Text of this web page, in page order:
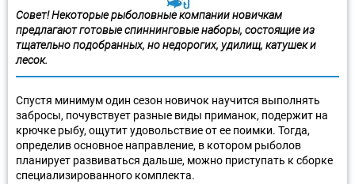
Совет! Некоторые рыболовные компании новичкам
предлагают готовые спиннинговые наборы, состоящие из
тщательно подобранных, но недорогих, удилищ, катушек и
лесок.
Спустя минимум один сезон новичок научится выполнять
забросы, почувствует разные виды приманок, подержит на
крючке рыбу, ощутит удовольствие от ее поимки. Тогда,
определив основное направление, в котором рыболов
планирует развиваться дальше, можно приступать к сборке
специализированного комплекта.